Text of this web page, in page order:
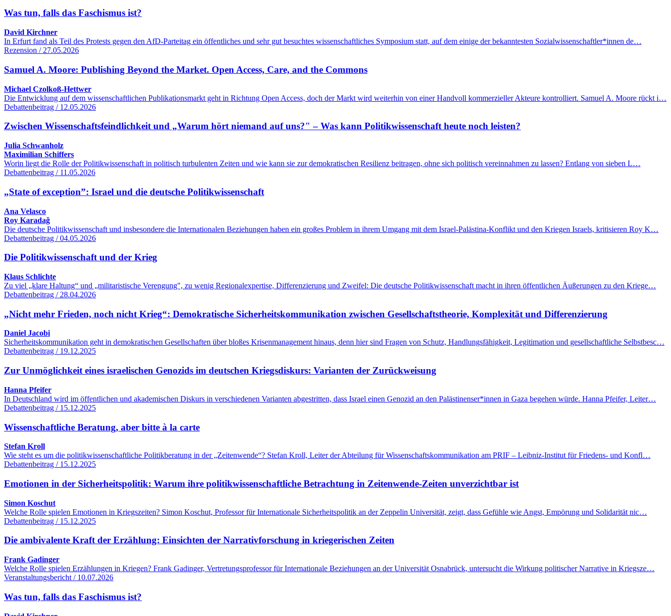
Was tun, falls das Faschismus ist?
David Kirchner
In Erfurt fand als Teil des Protests gegen den AfD-Parteitag ein öffentliches und sehr gut besuchtes wissenschaftliches Symposium statt, auf dem einige der bekanntesten Sozialwissenschaftler*innen de…
Rezension / 27.05.2026
Samuel A. Moore: Publishing Beyond the Market. Open Access, Care, and the Commons
Michael Czolkoß-Hettwer
Die Entwicklung auf dem wissenschaftlichen Publikationsmarkt geht in Richtung Open Access, doch der Markt wird weiterhin von einer Handvoll kommerzieller Akteure kontrolliert. Samuel A. Moore rückt i…
Debattenbeitrag / 12.05.2026
Zwischen Wissenschaftsfeindlichkeit und „Warum hört niemand auf uns?" – Was kann Politikwissenschaft heute noch leisten?
Julia Schwanholz
Maximilian Schiffers
Worin liegt die Rolle der Politikwissenschaft in politisch turbulenten Zeiten und wie kann sie zur demokratischen Resilienz beitragen, ohne sich politisch vereinnahmen zu lassen? Entlang von sieben L…
Debattenbeitrag / 11.05.2026
„State of exception”: Israel und die deutsche Politikwissenschaft
Ana Velasco
Roy Karadağ
Die deutsche Politikwissenschaft und insbesondere die Internationalen Beziehungen haben ein großes Problem in ihrem Umgang mit dem Israel-Palästina-Konflikt und den Kriegen Israels, kritisieren Roy K…
Debattenbeitrag / 04.05.2026
Die Politikwissenschaft und der Krieg
Klaus Schlichte
Zu viel „klare Haltung“ und „militaristische Verengung", zu wenig Regionalexpertise, Differenzierung und Zweifel: Die deutsche Politikwissenschaft macht in ihren öffentlichen Äußerungen zu den Kriege…
Debattenbeitrag / 28.04.2026
„Nicht mehr Frieden, noch nicht Krieg“: Demokratische Sicherheitskommunikation zwischen Gesellschaftstheorie, Komplexität und Differenzierung
Daniel Jacobi
Sicherheitskommunikation geht in demokratischen Gesellschaften über bloßes Krisenmanagement hinaus, denn hier sind Fragen von Schutz, Handlungsfähigkeit, Legitimation und gesellschaftliche Selbstbesc…
Debattenbeitrag / 19.12.2025
Zur Unmöglichkeit eines israelischen Genozids im deutschen Kriegsdiskurs: Varianten der Zurückweisung
Hanna Pfeifer
In Deutschland wird im öffentlichen und akademischen Diskurs in verschiedenen Varianten abgestritten, dass Israel einen Genozid an den Palästinenser*innen in Gaza begehen würde. Hanna Pfeifer, Leiter…
Debattenbeitrag / 15.12.2025
Wissenschaftliche Beratung, aber bitte à la carte
Stefan Kroll
Wie steht es um die politikwissenschaftliche Politikberatung in der „Zeitenwende“? Stefan Kroll, Leiter der Abteilung für Wissenschaftskommunikation am PRIF – Leibniz-Institut für Friedens- und Konfl…
Debattenbeitrag / 15.12.2025
Emotionen in der Sicherheitspolitik: Warum ihre politikwissenschaftliche Betrachtung in Zeitenwende-Zeiten unverzichtbar ist
Simon Koschut
Welche Rolle spielen Emotionen in Kriegszeiten? Simon Koschut, Professor für Internationale Sicherheitspolitik an der Zeppelin Universität, zeigt, dass Gefühle wie Angst, Empörung und Solidarität nic…
Debattenbeitrag / 15.12.2025
Die ambivalente Kraft der Erzählung: Einsichten der Narrativforschung in kriegerischen Zeiten
Frank Gadinger
Welche Rolle spielen Erzählungen in Kriegen? Frank Gadinger, Vertretungsprofessor für Internationale Beziehungen an der Universität Osnabrück, untersucht die Wirkung politischer Narrative in Kriegsze…
Veranstaltungsbericht / 10.07.2026
Was tun, falls das Faschismus ist?